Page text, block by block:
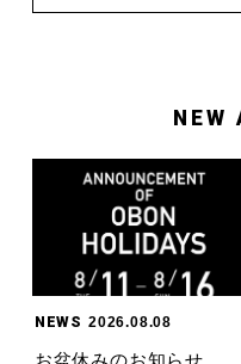
NEW
NEWS 2026.08.08